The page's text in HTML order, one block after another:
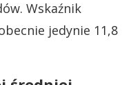
Wskaźnik
jedynie 11,8